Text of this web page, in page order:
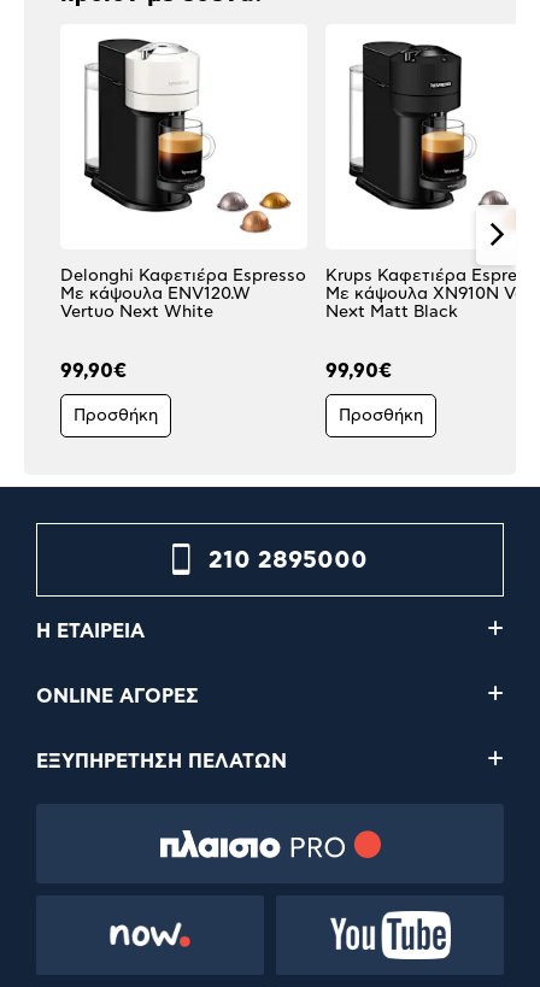
Delonghi Καφετιέρα Espresso
Με κάψουλα ENV120.W
Vertuo Next White
99,90€
Προσθήκη
Krups Καφετιέρα
Με κάψουλα XN910N
Next Matt Black
99,90€
Προσθήκη
210 2895000
Η ΕΤΑΙΡΕΙΑ
ONLINE ΑΓΟΡΕΣ
ΕΞΥΠΗΡΕΤΗΣΗ ΠΕΛΑΤΩΝ